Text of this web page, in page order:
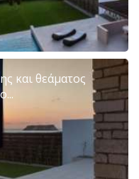
και θεάματος